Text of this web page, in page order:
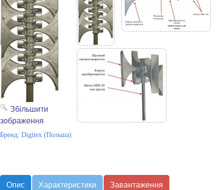
Збільшити
зображення
Бренд: Digitex (Польша)
Опис Характеристики Завантаження